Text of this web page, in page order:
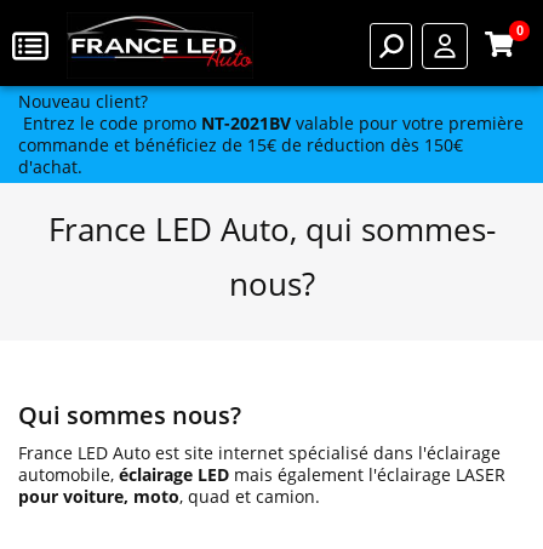
0
Nouveau client?
Entrez le code promo NT-2021BV valable pour votre première
commande et bénéficiez de 15€ de réduction dès 150€
d'achat.
France LED Auto, qui sommes-
nous?
Qui sommes nous?
France LED Auto est site internet spécialisé dans l'éclairage
automobile, éclairage LED mais également l'éclairage LASER
pour voiture, moto, quad et camion.